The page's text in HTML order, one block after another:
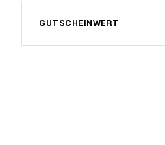
GUTSCHEINWERT